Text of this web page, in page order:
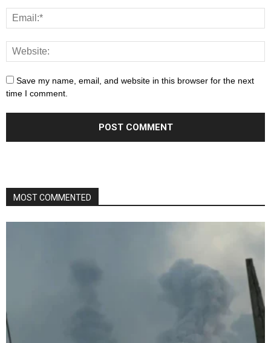
Save my name, email, and website in this browser for the next
time I comment.
MOST COMMENTED